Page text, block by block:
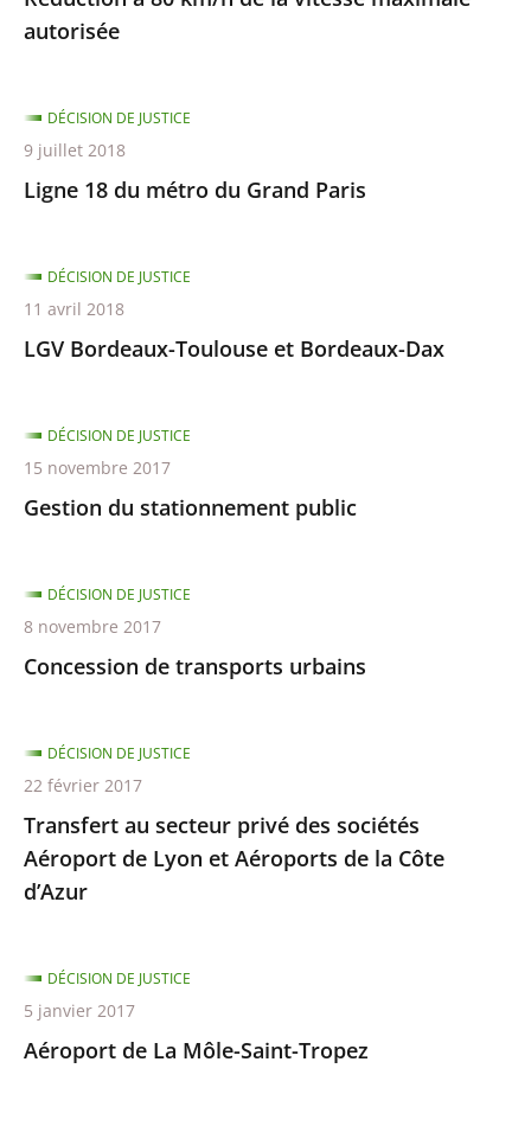
autorisée
Ligne 18 du métro du Grand Paris
DÉCISION DE JUSTICE
9 juillet 2018
LGV Bordeaux-Toulouse et Bordeaux-Dax
DÉCISION DE JUSTICE
11 avril 2018
Gestion du stationnement public
DÉCISION DE JUSTICE
15 novembre 2017
Concession de transports urbains
DÉCISION DE JUSTICE
8 novembre 2017
Transfert au secteur privé des sociétés
Aéroport de Lyon et Aéroports de la Côte
d’Azur
DÉCISION DE JUSTICE
22 février 2017
Aéroport de La Môle-Saint-Tropez
DÉCISION DE JUSTICE
5 janvier 2017